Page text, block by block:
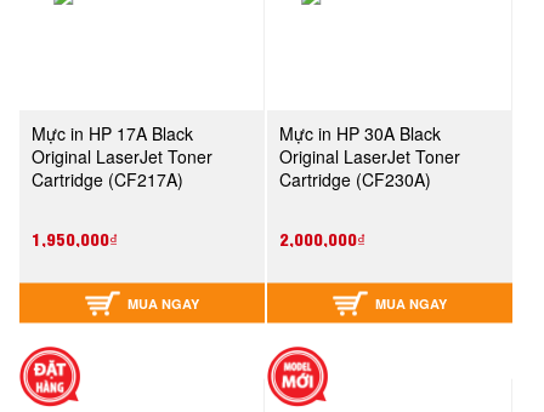
Mực in HP 17A Black
Original LaserJet Toner
Cartridge (CF217A)
1,950,000₫
MUA NGAY
Mực in HP 30A Black
Original LaserJet Toner
Cartridge (CF230A)
2,000,000₫
MUA NGAY